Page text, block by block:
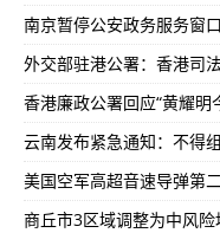
南京暂停公安政务服务窗
外交部驻港公署：香港司
云南发布紧急通知：不得
美国空军高超音速导弹第
商丘市3区域调整为中风险